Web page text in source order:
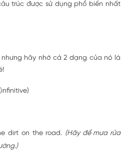
trúc được sử dụng phổ biến nhất
hãy nhớ cả 2 dạng của nó là
dirt on the road. (Hãy để mưa rửa